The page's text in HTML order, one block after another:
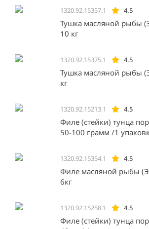
1320.92.15357.1 4.5
Тушка масляной рыбы
10 кг
1320.92.15375.1 4.5
Тушка масляной рыбы
кг
1320.92.15213.1 4.5
Филе (стейки) тунца
50-100 грамм /1
1320.92.15354.1 4.5
Филе масляной рыбы
6кг
1320.92.15258.1 4.5
Филе (стейки) тунца